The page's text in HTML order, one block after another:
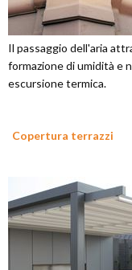
Il passaggio dell'aria
formazione di umidità e
escursione termica.
Copertura terrazzi